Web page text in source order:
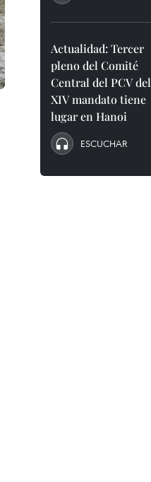
Actualidad: Tercer
pleno del Comité
Central del PCV del
XIV mandato tiene
lugar en Hanoi
ESCUCHAR